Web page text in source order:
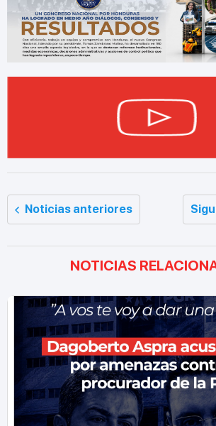
Noticias anteriores
NOTICIAS